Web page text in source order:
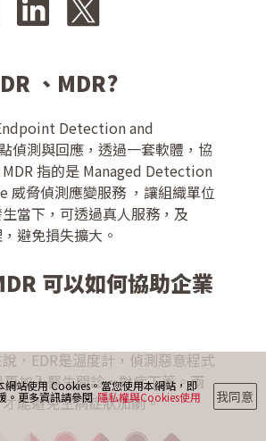
、MDR?
Detection and
偵測與回應，透過一套軟體，協
指的是 Managed Detection
威脅偵測應變服務 ，讓組織單位
當下，可透過真人服務，及
避免損失擴大。
可以如何協助企業
，EDR是溫度計，偵測惡意程式
加入醫生問診，對症下藥。兩
能避免生病症狀加劇。
站使用 Cookies。當您使用本網站，即
。更多資訊請參閱 隱私權與Cookies使用 我同意